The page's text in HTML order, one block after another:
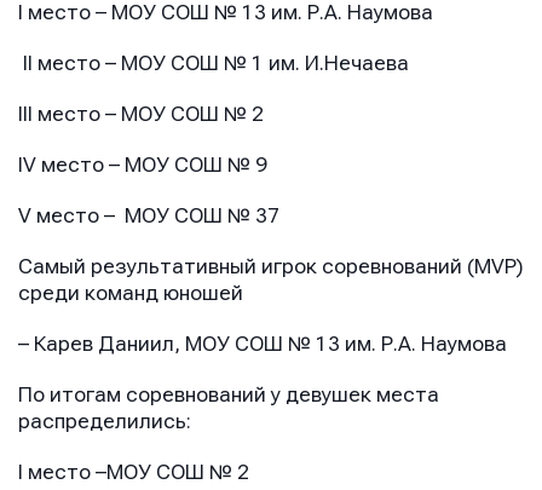
I место – МОУ СОШ № 13 им. Р.А. Наумова
II место – МОУ СОШ № 1 им. И.Нечаева
III место – МОУ СОШ № 2
IV место – МОУ СОШ № 9
V место – МОУ СОШ № 37
Самый результативный игрок соревнований (MVP)
среди команд юношей
– Карев Даниил, МОУ СОШ № 13 им. Р.А. Наумова
По итогам соревнований у девушек места
распределились:
I место –МОУ СОШ № 2